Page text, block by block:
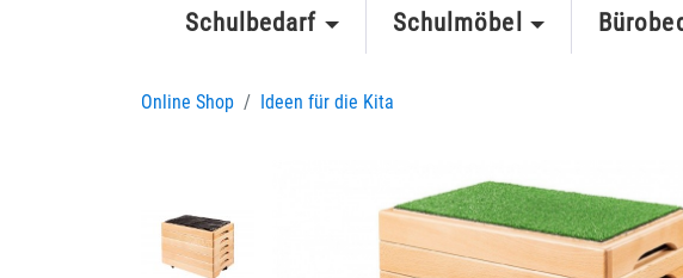
Schulbedarf Schulmöbel
Online Shop Ideen für die Kita